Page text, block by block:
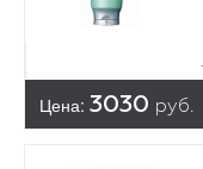
Цена: 3030 руб.